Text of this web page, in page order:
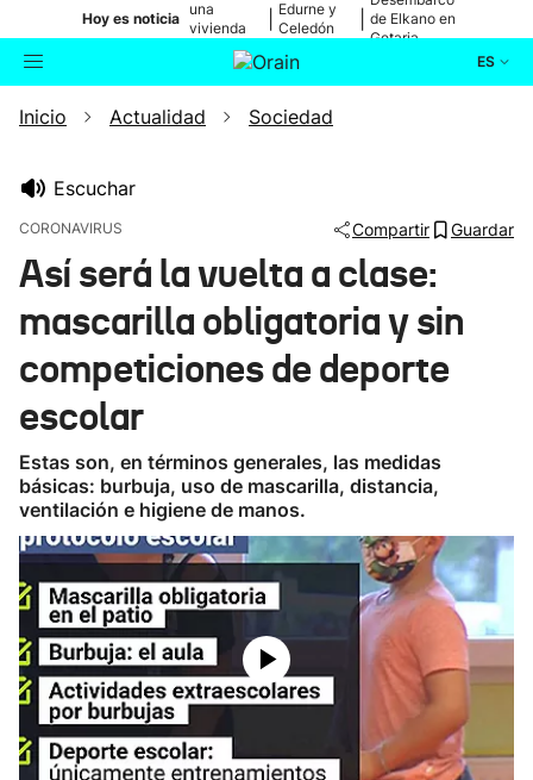
Hoy es noticia
una
vivienda
de Bilbao
Edurne y
Celedón
de Elkano en
Getaria
ES
Buscador Actualidad
Ikusmiran
Eguraldia
Inicio Actualidad Sociedad
Escuchar
CORONAVIRUS Compartir Guardar
Así será la vuelta a clase:
mascarilla obligatoria y sin
competiciones de deporte
escolar
Estas son, en términos generales, las medidas
básicas: burbuja, uso de mascarilla, distancia,
ventilación e higiene de manos.